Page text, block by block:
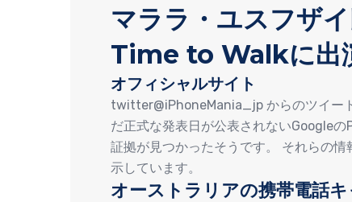
マララ・ユスフザ
Time to Walkに出
オフィシャルサイト
twitter@iPhoneMania_jp からのツイー
だ正式な発表日が公表されないGoogle
証拠が見つかったそうです。 それらの情
示しています。
オーストラリアの携帯電話